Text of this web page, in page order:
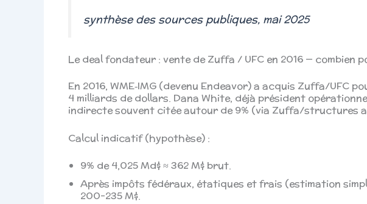
synthèse des sources publiques, mai 2025
Le deal fondateur : vente de Zuffa / UFC en 2016 — combien
En 2016, WME‑IMG (devenu Endeavor) a acquis Zuffa/UFC
4 milliards de dollars. Dana White, déjà président
indirecte souvent citée autour de 9% (via Zuffa/structures
Calcul indicatif (hypothèse) :
9% de 4,025 Md$ ≈ 362 M$ brut.
Après impôts fédéraux, étatiques et frais (estimation
200–235 M$.